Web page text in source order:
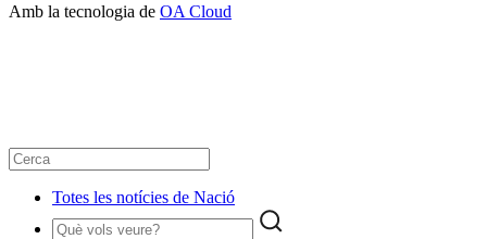
Amb la tecnologia de OA Cloud
Totes les notícies de Nació